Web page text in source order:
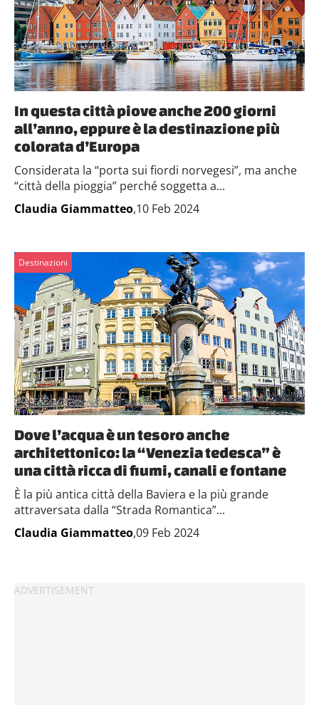
In questa città piove anche 200 giorni
all’anno, eppure è la destinazione più
colorata d’Europa
Considerata la “porta sui fiordi norvegesi”, ma anche
“città della pioggia” perché soggetta a...
Claudia Giammatteo,10 Feb 2024
Destinazioni
Dove l’acqua è un tesoro anche
architettonico: la “Venezia tedesca” è
una città ricca di fiumi, canali e fontane
È la più antica città della Baviera e la più grande
attraversata dalla “Strada Romantica”...
Claudia Giammatteo,09 Feb 2024